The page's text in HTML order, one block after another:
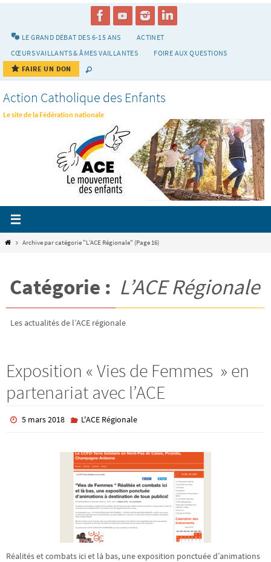
LE GRAND DÉBAT DES 6-15 ANS
ACTINET
CŒURS VAILLANTS & ÂMES VAILLANTES
FOIRE AUX QUESTIONS
FAIRE UN DON
Action Catholique des Enfants
Le site de la Fédération nationale
HomeArchive par catégorie "L’ACE Régionale" (Page 16)
Catégorie : L’ACE Régionale
Les actualités de l’ACE régionale
Exposition « Vies de Femmes » en
partenariat avec l’ACE
5 mars 2018 L'ACE Régionale
Réalités et combats ici et là bas, une exposition ponctuée d’animations